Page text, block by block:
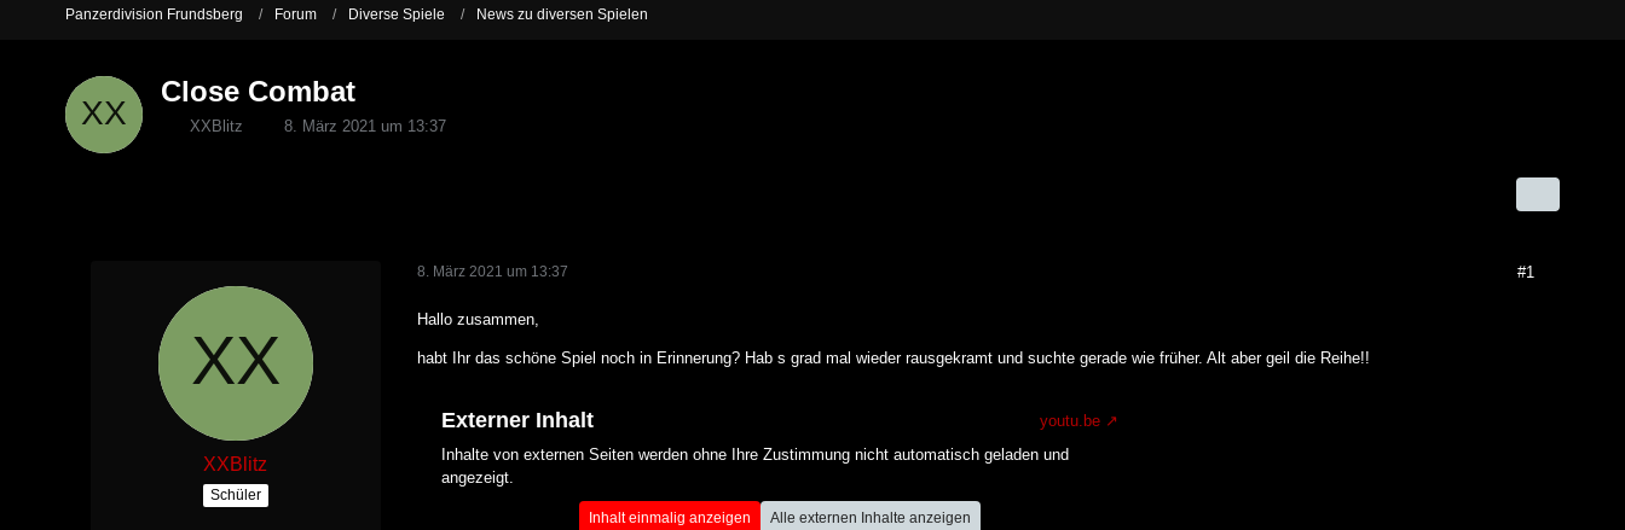
Panzerdivision Frundsberg Forum Diverse Spiele News zu diversen Spielen
Close Combat
XXBlitz 8. März 2021 um 13:37
XXBlitz
Schüler
8. März 2021 um 13:37 #1
Hallo zusammen,
habt Ihr das schöne Spiel noch in Erinnerung? Hab s grad mal wieder rausgekramt und suchte gerade wie früher. Alt aber geil die Reihe!!
Externer Inhalt
youtu.be
Inhalte von externen Seiten werden ohne Ihre Zustimmung nicht automatisch geladen und
angezeigt.
Inhalt einmalig anzeigen Alle externen Inhalte anzeigen